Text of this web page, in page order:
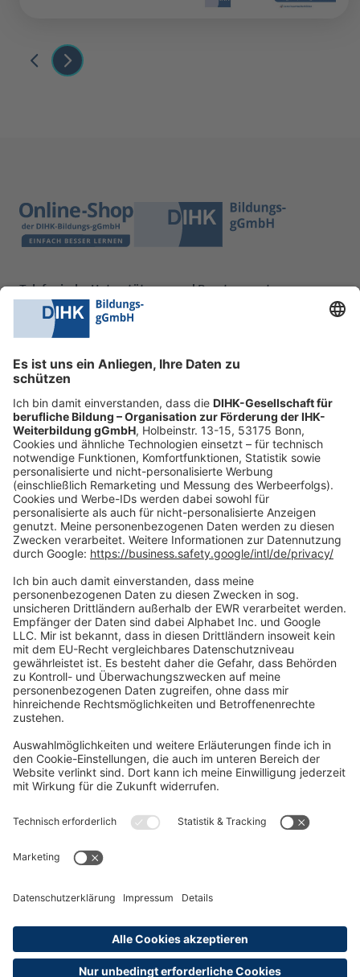
Telefonische Unterstützung und Beratung unter:
0228 6205 205
Fr.:
09:00-14:00 Uhr
shop@dihk-bildung.shop
Vertrag widerrufen
Zahlungsarten
Social Media
Oft Gesucht
Rund um die Prüfung
Datenschutzerklärung
Widerrufsrecht
Versandinformationen
Erklärung zur Barrierefreiheit
Abonnements hier kündigen
Cookie-Einstellungen